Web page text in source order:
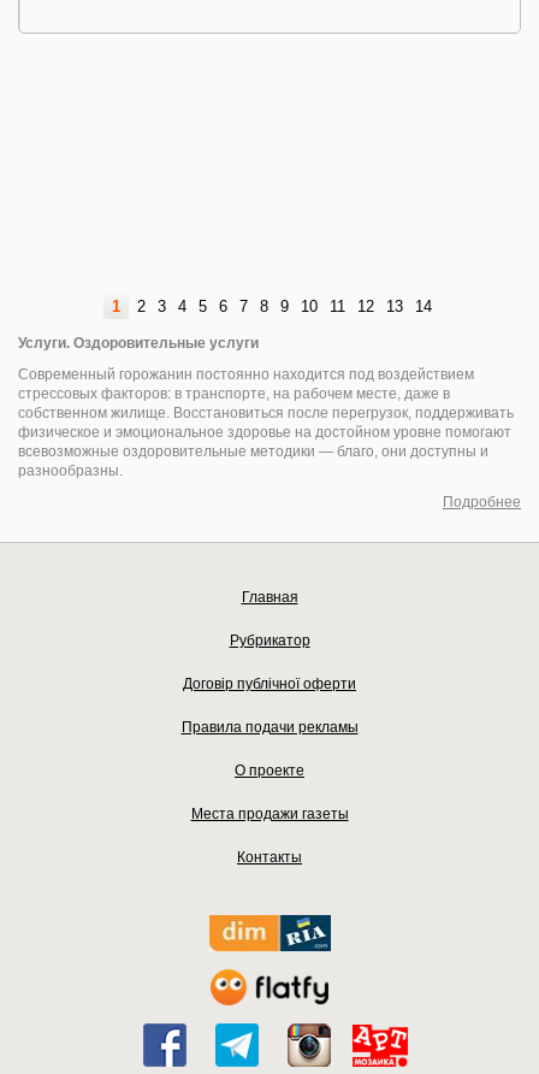
1 2 3 4 5 6 7 8 9 10 11 12 13 14
Услуги. Оздоровительные услуги
Современный горожанин постоянно находится под воздействием
стрессовых факторов: в транспорте, на рабочем месте, даже в
собственном жилище. Восстановиться после перегрузок, поддерживать
физическое и эмоциональное здоровье на достойном уровне помогают
всевозможные оздоровительные методики — благо, они доступны и
разнообразны.
Подробнее
Главная
Рубрикатор
Договір публічної оферти
Правила подачи рекламы
О проекте
Места продажи газеты
Контакты